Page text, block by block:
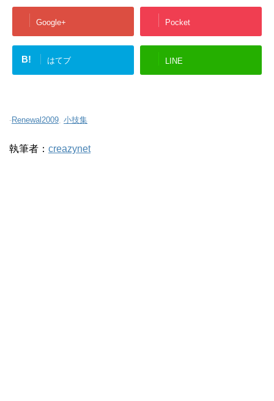
Google+ Pocket
B! はてブ LINE
-Renewal2009, 小技集
執筆者： creazynet